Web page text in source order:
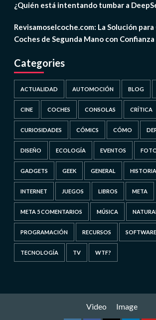
¿Quién está intentando tumbar a
Revisamoselcoche.com: La Solución
Coches de Segunda Mano con Confianza
Categories
ACTUALIDAD AUTOMOCIÓN BLOG
CINE COCHES CONSOLAS CRÍTICA
CURIOSIDADES CÓMICS CÓMO
DISEÑO ECOLOGÍA EVENTOS
GADGETS GEEK GENERAL HISTORIA
INTERNET JUEGOS LIBROS META
META 5 COMENTARIOS MÚSICA
PROGRAMACIÓN RECURSOS SOFTWARE
TECNOLOGÍA TV WTF?
Video Image